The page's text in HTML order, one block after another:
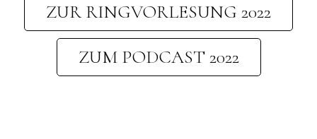
ZUR RINGVORLESUNG 2022
ZUM PODCAST 2022